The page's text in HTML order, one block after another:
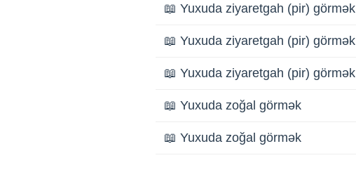
📖 Yuxuda ziyaretgah (pir) görmək
📖 Yuxuda ziyaretgah (pir) görmək
📖 Yuxuda ziyaretgah (pir) görmək
📖 Yuxuda zoğal görmək
📖 Yuxuda zoğal görmək